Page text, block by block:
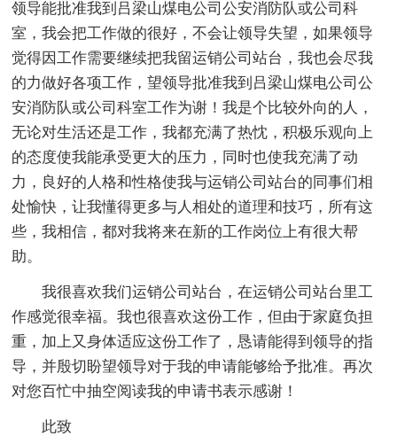
领导能批准我到吕梁山煤电公司公安消防队或公司科
室，我会把工作做的很好，不会让领导失望，如果领导
觉得因工作需要继续把我留运销公司站台，我也会尽我
的力做好各项工作，望领导批准我到吕梁山煤电公司公
安消防队或公司科室工作为谢！我是个比较外向的人，
无论对生活还是工作，我都充满了热忱，积极乐观向上
的态度使我能承受更大的压力，同时也使我充满了动
力，良好的人格和性格使我与运销公司站台的同事们相
处愉快，让我懂得更多与人相处的道理和技巧，所有这
些，我相信，都对我将来在新的工作岗位上有很大帮
助。
我很喜欢我们运销公司站台，在运销公司站台里工
作感觉很幸福。我也很喜欢这份工作，但由于家庭负担
重，加上又身体适应这份工作了，恳请能得到领导的指
导，并殷切盼望领导对于我的申请能够给予批准。再次
对您百忙中抽空阅读我的申请书表示感谢！
此致